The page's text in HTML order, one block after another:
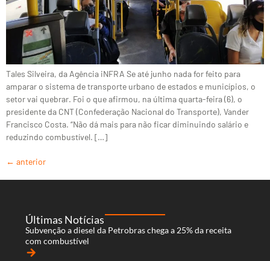
Tales Silveira, da Agência iNFRA Se até junho nada for feito para
amparar o sistema de transporte urbano de estados e municípios, o
setor vai quebrar. Foi o que afirmou, na última quarta-feira (6), o
presidente da CNT (Confederação Nacional do Transporte), Vander
Francisco Costa. “Não dá mais para não ficar diminuindo salário e
reduzindo combustível. […]
← anterior
Últimas Notícias
Subvenção a diesel da Petrobras chega a 25% da receita
com combustível
arrow_forward